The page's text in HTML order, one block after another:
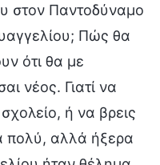
στον Παντοδύναμο
Πώς θα
ότι θα με
νέος. Γιατί να
ή να βρεις
πολύ, αλλά ήξερα